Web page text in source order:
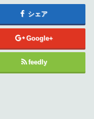
シェア
Google+
feedly